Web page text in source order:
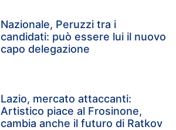
Nazionale, Peruzzi tra i
candidati: può essere lui il nuovo
capo delegazione
Lazio, mercato attaccanti:
Artistico piace al Frosinone,
cambia anche il futuro di Ratkov